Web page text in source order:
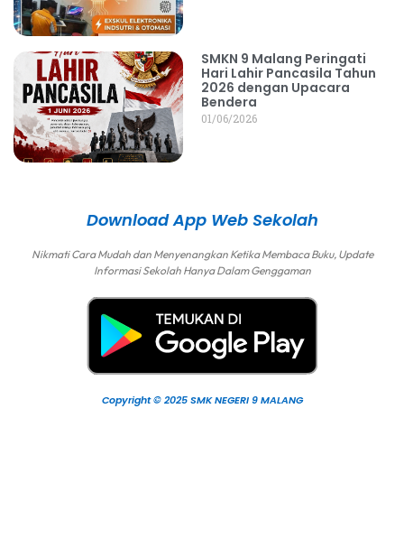
SMKN 9 Malang Peringati
Hari Lahir Pancasila Tahun
2026 dengan Upacara
Bendera
01/06/2026
Download App Web Sekolah
Nikmati Cara Mudah dan Menyenangkan Ketika Membaca Buku, Update
Informasi Sekolah Hanya Dalam Genggaman
Copyright © 2025 SMK NEGERI 9 MALANG